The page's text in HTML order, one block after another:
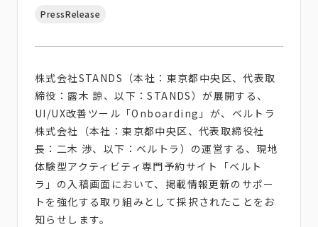
PressRelease
株式会社STANDS（本社：東京都中央区、代表取
締役：露木 諒、以下：STANDS）が展開する、
UI/UX改善ツール「Onboarding」が、ベルトラ
株式会社（本社：東京都中央区、代表取締役社
長：二木 渉、以下：ベルトラ）の運営する、現地
体験型アクティビティ専門予約サイト「ベルト
ラ」の入稿画面において、掲載情報更新のサポー
トを強化する取り組みとして採択されたことをお
知らせします。